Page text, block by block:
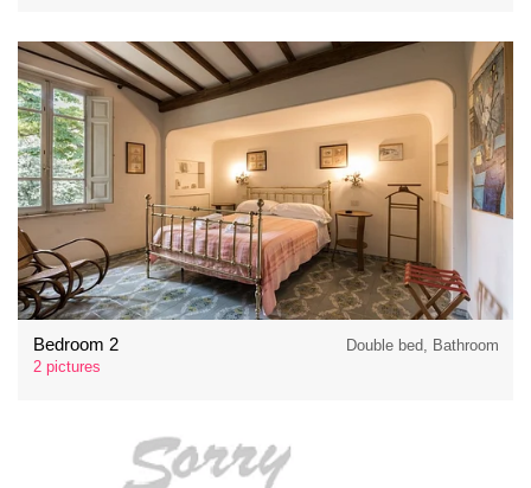
Bedroom 2
2 pictures
Double bed, Bathroom